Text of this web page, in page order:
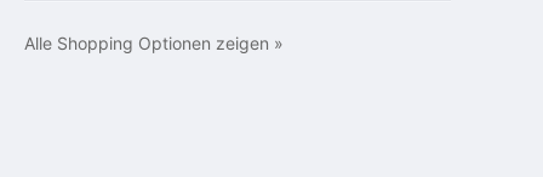
Alle Shopping Optionen zeigen »